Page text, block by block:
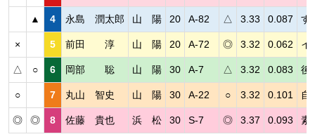
▲ 4 永島 潤太郎 山 陽 20 A-82 △ 3.33 0.087 す
× 5 前田 淳 山 陽 20 A-72 ◎ 3.32 0.062 イ
△ ○ 6 岡部 聡 山 陽 30 A-7 △ 3.32 0.083 後
○ 7 丸山 智史 山 陽 30 A-22 ○ 3.32 0.101 自
◎ ◎ 8 佐藤 貴也 浜 松 30 S-7 ◎ 3.37 0.093 素